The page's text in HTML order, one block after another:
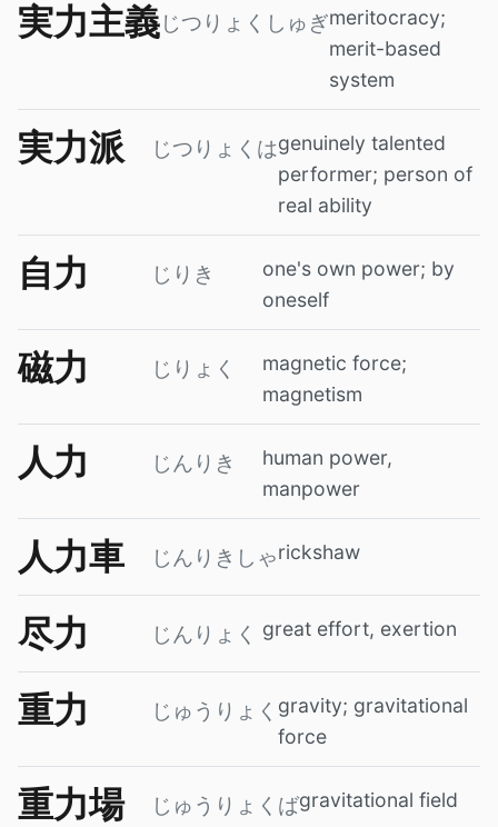
実力主義じつりょくしゅぎmeritocracy;
merit-based
system
実力派 じつりょくはgenuinely talented
performer; person of
real ability
自力 じりき
one's own power; by
oneself
磁力 じりょく
magnetic force;
magnetism
人力 じんりき
human power,
manpower
人力車 じんりきしゃrickshaw
尽力 じんりょく great effort, exertion
重力 じゅうりょく gravity; gravitational
force
重力場 じゅうりょくばgravitational field